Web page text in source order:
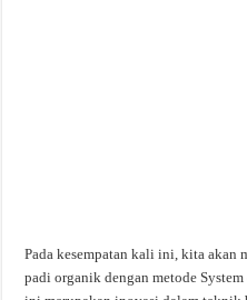
Pada kesempatan kali ini, kita akan
padi organik dengan metode